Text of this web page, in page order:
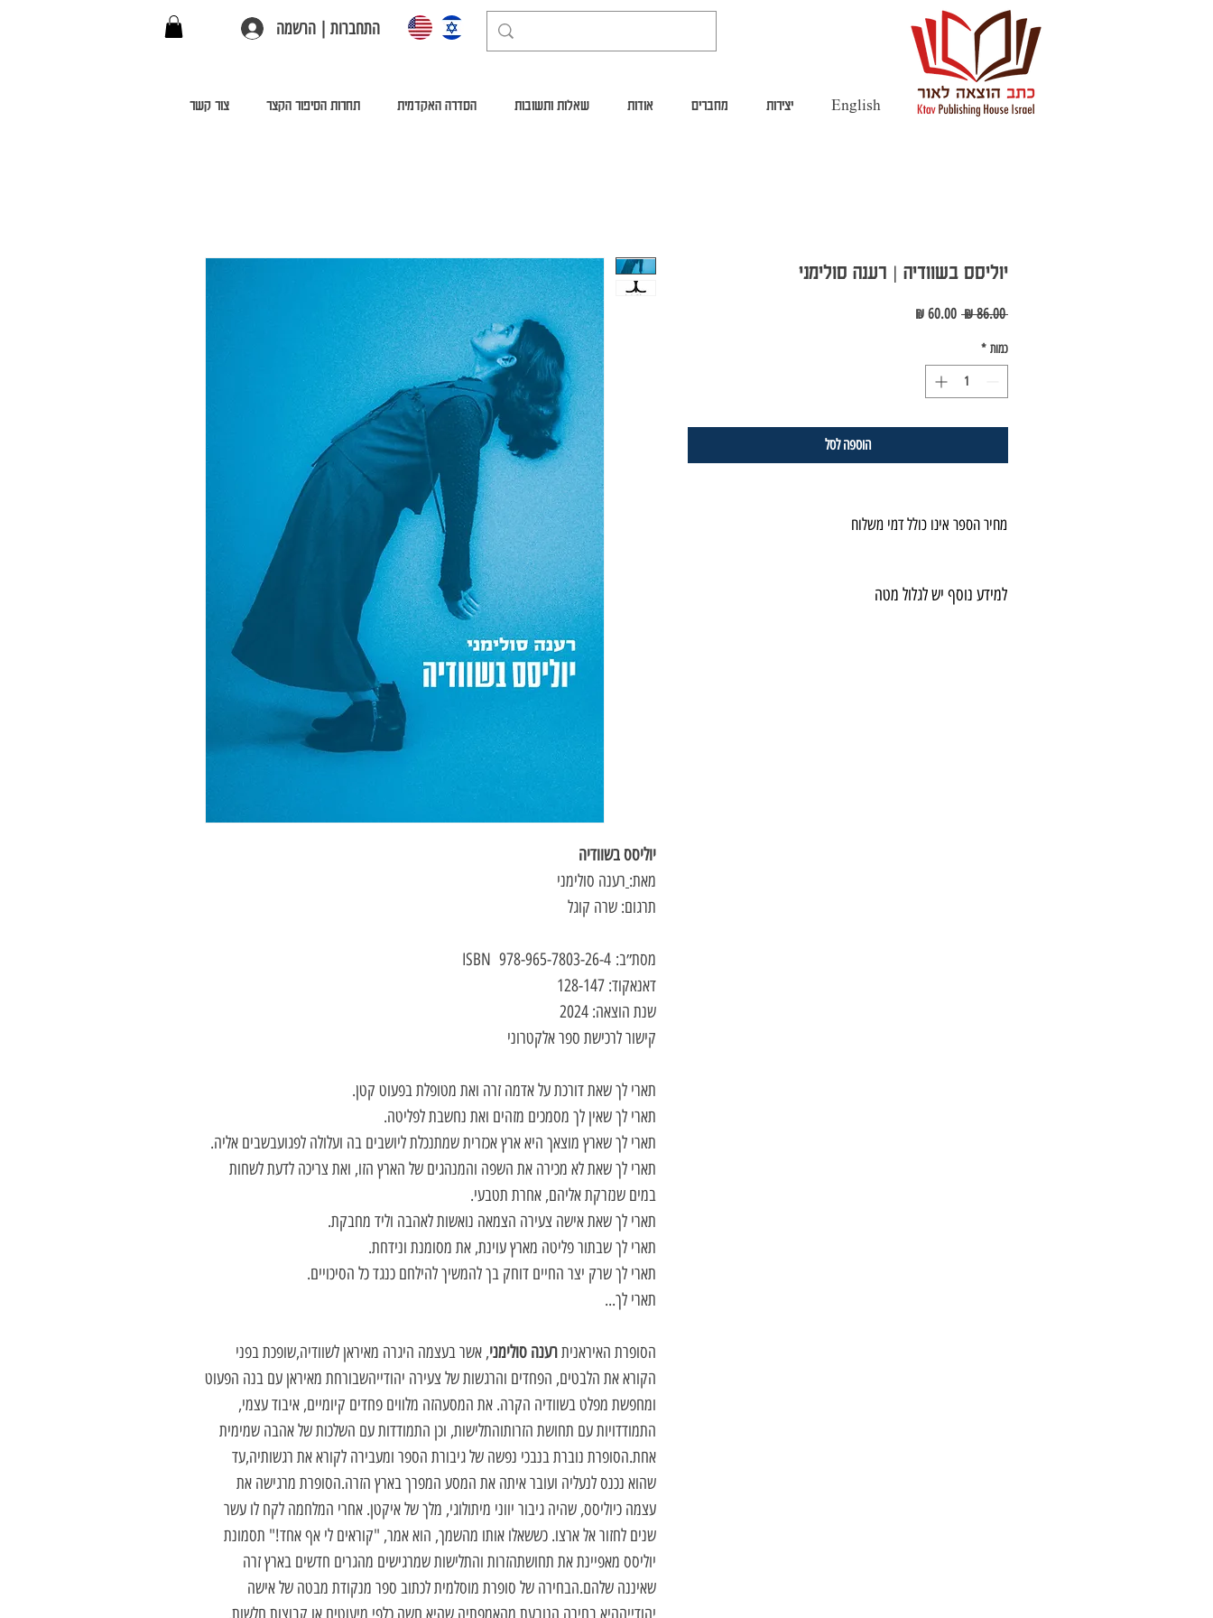
התחברות | הרשמה
English יצירות מחברים אודות שאלות ותשובות הסדרה האקדמית תחרות הסיפור הקצר צור קשר
יוליסס בשוודיה
מאת: רענה סולימני
תרגום: שרה קוגל
מסת״ב: 978-965-7803-26-4 ISBN
דאנאקוד: 128-147
שנת הוצאה: 2024
קישור לרכישת ספר אלקטרוני
תארי לך שאת דורכת על אדמה זרה ואת מטופלת בפעוט קטן.
תארי לך שאין לך מסמכים מזהים ואת נחשבת לפליטה.
תארי לך שארץ מוצאך היא ארץ אכזרית שמתנכלת ליושבים בה ועלולה לפגועבשבים אליה.
תארי לך שאת לא מכירה את השפה והמנהגים של הארץ הזו, ואת צריכה לדעת לשחות
במים שנזרקת אליהם, אחרת תטבעי.
תארי לך שאת אישה צעירה הצמאה נואשות לאהבה וליד מחבקת.
תארי לך שבתור פליטה מארץ עוינת, את מסומנת ונידחת.
תארי לך שרק יצר החיים דוחק בך להמשיך להילחם כנגד כל הסיכויים.
תארי לך...
הסופרת האיראניתרענה סולימני, אשר בעצמה היגרה מאיראן לשוודיה,שופכת בפני
הקורא את הלבטים, הפחדים והרגשות של צעירה יהודייהשבורחת מאיראן עם בנה הפעוט
ומחפשת מפלט בשוודיה הקרה. את המסעהזה מלווים פחדים קיומיים, איבוד עצמי,
התמודדויות עם תחושת הזרותוהתלישות, וכן התמודדות עם השלכות של אהבה שמימית
אחת.הסופרת נוברת בנבכי נפשה של גיבורת הספר ומעבירה לקורא את רגשותיה,עד
שהוא נכנס לנעליה ועובר איתה את המסע המפרך בארץ הזרה.הסופרת מרגישה את
עצמה כיוליסס, שהיה גיבור יווני מיתולוגי, מלך של איקטן. אחרי המלחמה לקח לו עשר
שנים לחזור אל ארצו. כששאלו אותו מהשמך, הוא אמר, "קוראים לי אף אחד!" תסמונת
יוליסס מאפיינת את תחושתהזרות והתלישות שמרגישים מהגרים חדשים בארץ זרה
שאיננה שלהם.הבחירה של סופרת מוסלמית לכתוב ספר מנקודת מבטה של אישה
יוליסס בשוודיה | רענה סולימני
‏86.00 ‏₪
מחיר
כמות *
הוספה לסל
מחיר הספר אינו כולל דמי משלוח
למידע נוסף יש לגלול מטה